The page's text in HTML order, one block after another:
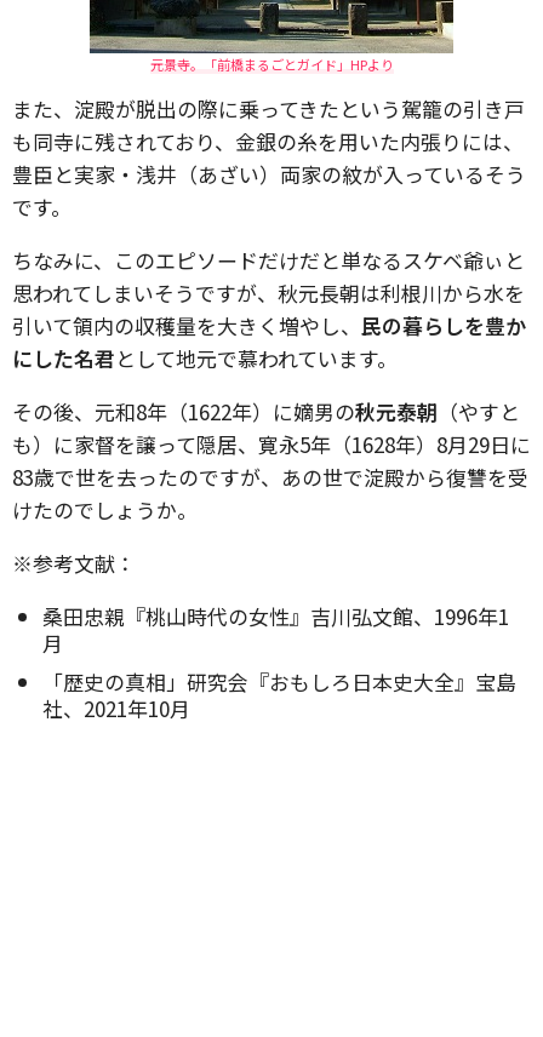
元景寺。「前橋まるごとガイド」HPより
また、淀殿が脱出の際に乗ってきたという駕籠の引き戸
も同寺に残されており、金銀の糸を用いた内張りには、
豊臣と実家・浅井（あざい）両家の紋が入っているそう
です。
ちなみに、このエピソードだけだと単なるスケベ爺ぃと
思われてしまいそうですが、秋元長朝は利根川から水を
引いて領内の収穫量を大きく増やし、 民の暮らしを豊か
にした名君として地元で慕われています。
その後、元和8年（1622年）に嫡男の秋元泰朝 （やすと
も）に家督を譲って隠居、寛永5年（1628年）8月29日に
83歳で世を去ったのですが、あの世で淀殿から復讐を受
けたのでしょうか。
※参考文献：
桑田忠親『桃山時代の女性』吉川弘文館、1996年1
月
「歴史の真相」研究会『おもしろ日本史大全』宝島
社、2021年10月